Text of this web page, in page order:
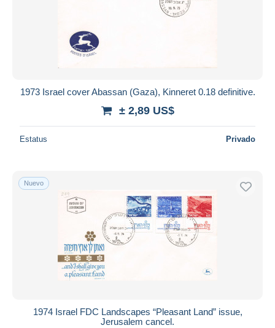
1973 Israel cover Abassan (Gaza), Kinneret 0.18 definitive.
± 2,89 US$
Estatus Privado
Nuevo
1974 Israel FDC Landscapes “Pleasant Land” issue,
Jerusalem cancel.